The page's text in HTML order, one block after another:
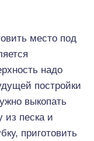
место под
надо
постройки
выкопать
из песка и
приготовить